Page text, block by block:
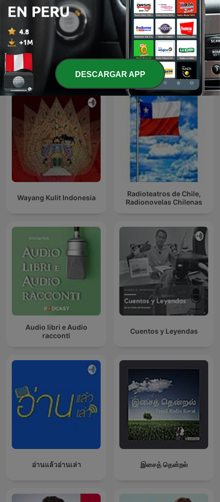
Peru Aymara
Más podcasts internacionales de Arte
Wayang Kulit Indonesia
Radioteatros de Chile,
Radionovelas Chilenas
Audio libri e Audio
racconti
Cuentos y Leyendas
อ่านแล้วอ่านเล่า இசைத் தென்றல்
DESCARGAR APP